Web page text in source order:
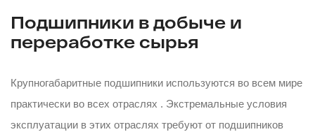
Подшипники в добыче и
переработке сырья
Крупногабаритные подшипники используются во всем мире
практически во всех отраслях . Экстремальные условия
эксплуатации в этих отраслях требуют от подшипников